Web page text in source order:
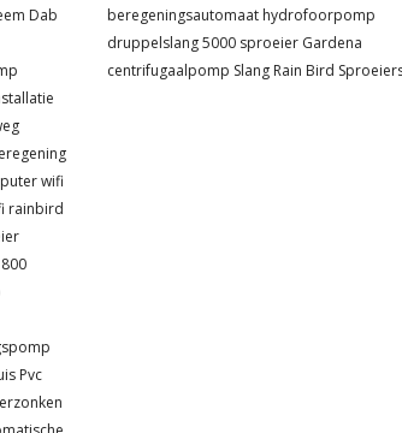
Dab
wifi
rainbird
Pvc
beregeningsautomaat hydrofoorpomp
druppelslang5000 sproeier Gardena
centrifugaalpomp Slang Rain Bird